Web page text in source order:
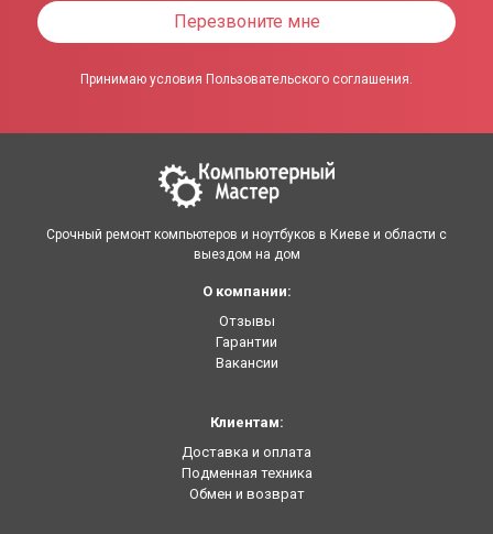
Перезвоните мне
Принимаю условия Пользовательского соглашения.
Срочный ремонт компьютеров и ноутбуков в Киеве и области с
выездом на дом
О компании:
Отзывы
Гарантии
Вакансии
Клиентам:
Доставка и оплата
Подменная техника
Обмен и возврат